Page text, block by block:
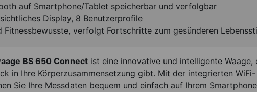
auf Smartphone/Tablet speicherbar und verfolgbar
Display, 8 Benutzerprofile
Fitnessbewusste, verfolgt Fortschritte zum gesünderen
BS 650 Connect ist eine innovative und intelligente Waage,
in Ihre Körperzusammensetzung gibt. Mit der integrierten WiFi-
Sie Ihre Messdaten bequem und einfach auf Ihrem Smartphone